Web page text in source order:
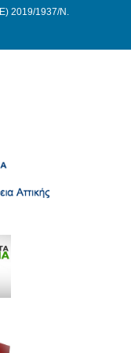
2019/1937/Ν.